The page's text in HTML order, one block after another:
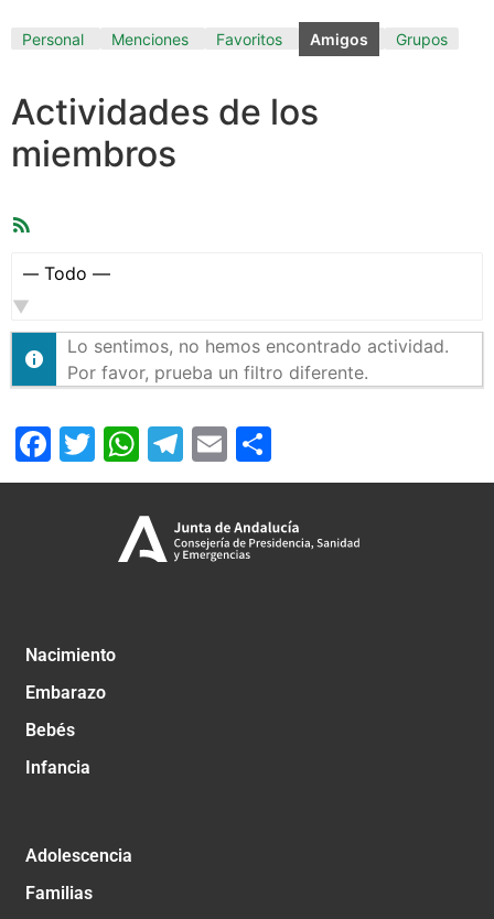
Personal Menciones Favoritos Amigos Grupos
Actividades de los
miembros
Mostrar:
Lo sentimos, no hemos encontrado actividad.
Por favor, prueba un filtro diferente.
Facebook
Twitter
WhatsApp
Telegram
Email
Nacimiento
Embarazo
Bebés
Infancia
Adolescencia
Familias